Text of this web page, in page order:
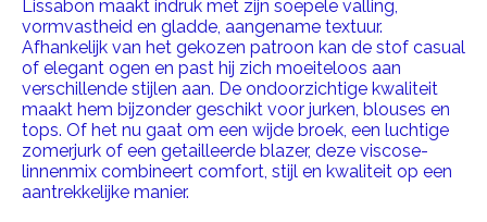
Lissabon maakt indruk met zijn soepele valling,
vormvastheid en gladde, aangename textuur.
Afhankelijk van het gekozen patroon kan de stof casual
of elegant ogen en past hij zich moeiteloos aan
verschillende stijlen aan. De ondoorzichtige kwaliteit
maakt hem bijzonder geschikt voor jurken, blouses en
tops. Of het nu gaat om een ​​wijde broek, een luchtige
zomerjurk of een getailleerde blazer, deze viscose-
linnenmix combineert comfort, stijl en kwaliteit op een
aantrekkelijke manier.